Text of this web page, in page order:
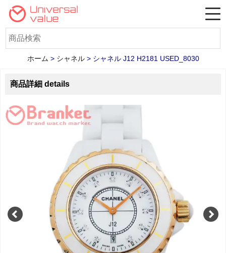
ホーム > シャネル> シャネル J12 H2181 USED_8030
商品詳細 details